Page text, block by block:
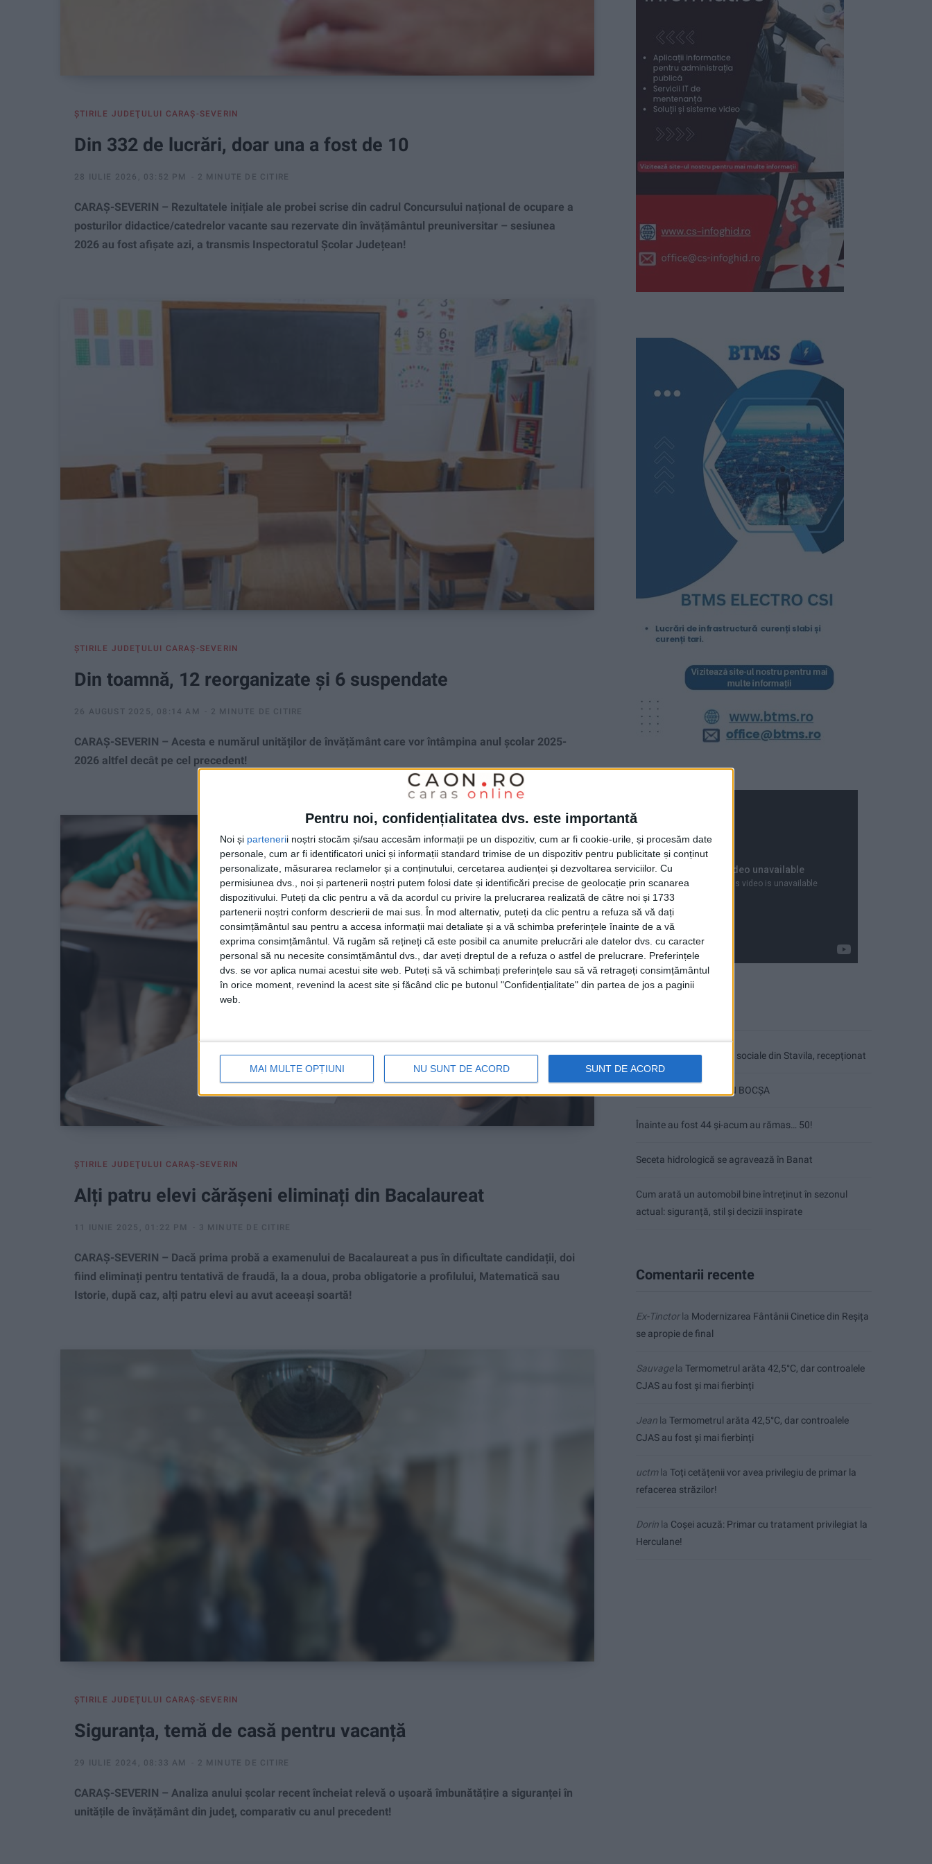
Pentru noi, confidențialitatea dvs. este importantă
Noi și partenerii noștri stocăm și/sau accesăm informații pe un dispozitiv, cum ar fi cookie-urile, și procesăm date
personale, cum ar fi identificatori unici și informații standard trimise de un dispozitiv pentru publicitate și conținut
personalizate, măsurarea reclamelor și a conținutului, cercetarea audienței și dezvoltarea serviciilor. Cu
permisiunea dvs., noi și partenerii noștri putem folosi date și identificări precise de geolocație prin scanarea
dispozitivului. Puteți da clic pentru a vă da acordul cu privire la prelucrarea realizată de către noi și 1733
partenerii noștri conform descrierii de mai sus. În mod alternativ, puteți da clic pentru a refuza să vă dați
consimțământul sau pentru a accesa informații mai detaliate și a vă schimba preferințele înainte de a vă
exprima consimțământul. Vă rugăm să rețineți că este posibil ca anumite prelucrări ale datelor dvs. cu caracter
personal să nu necesite consimțământul dvs., dar aveți dreptul de a refuza o astfel de prelucrare. Preferințele
dvs. se vor aplica numai acestui site web. Puteți să vă schimbați preferințele sau să vă retrageți consimțământul
în orice moment, revenind la acest site și făcând clic pe butonul "Confidențialitate" din partea de jos a paginii
web.
MAI MULTE OPȚIUNI NU SUNT DE ACORD SUNT DE ACORD
ŞTIRILE JUDEŢULUI CARAŞ-SEVERIN
Din 332 de lucrări, doar una a fost de 10
28 IULIE 2026, 03:52 PM 2 MINUTE DE CITIRE
CARAȘ-SEVERIN – Rezultatele inițiale ale probei scrise din cadrul Concursului național de ocupare a
posturilor didactice/catedrelor vacante sau rezervate din învățământul preuniversitar – sesiunea
2026 au fost afișate azi, a transmis Inspectoratul Școlar Județean!
ŞTIRILE JUDEŢULUI CARAŞ-SEVERIN
Din toamnă, 12 reorganizate și 6 suspendate
26 AUGUST 2025, 08:14 AM 2 MINUTE DE CITIRE
CARAȘ-SEVERIN – Acesta e numărul unităților de învățământ care vor întâmpina anul școlar 2025-
2026 altfel decât pe cel precedent!
ŞTIRILE JUDEŢULUI CARAŞ-SEVERIN
Alți patru elevi cărășeni eliminați din Bacalaureat
11 IUNIE 2025, 01:22 PM 3 MINUTE DE CITIRE
CARAȘ-SEVERIN – Dacă prima probă a examenului de Bacalaureat a pus în dificultate candidații, doi
fiind eliminați pentru tentativă de fraudă, la a doua, proba obligatorie a profilului, Matematică sau
Istorie, după caz, alți patru elevi au avut aceeași soartă!
ŞTIRILE JUDEŢULUI CARAŞ-SEVERIN
Siguranța, temă de casă pentru vacanță
29 IULIE 2024, 08:33 AM 2 MINUTE DE CITIRE
CARAȘ-SEVERIN – Analiza anului școlar recent încheiat relevă o ușoară îmbunătățire a siguranței în
unitățile de învățământ din județ, comparativ cu anul precedent!
Ultimul bloc de locuințe sociale din Stavila, recepționat
ANUNŢ OPRIRE APĂ ÎN BOCȘA
Înainte au fost 44 și-acum au rămas… 50!
Seceta hidrologică se agravează în Banat
Cum arată un automobil bine întreținut în sezonul
actual: siguranță, stil și decizii inspirate
Comentarii recente
Ex-Tinctorla Modernizarea Fântânii Cinetice din Reșița
se apropie de final
Sauvagela Termometrul arăta 42,5°C, dar controalele
CJAS au fost și mai fierbinți
Jean la Termometrul arăta 42,5°C, dar controalele
CJAS au fost și mai fierbinți
uctmla Toți cetățenii vor avea privilegiu de primar la
refacerea străzilor!
Dorin la Coșei acuză: Primar cu tratament privilegiat la
Herculane!